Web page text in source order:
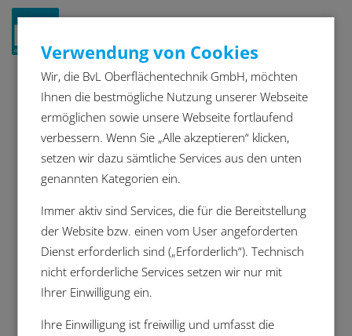
Tipps für einen
wirtschaftlichen und
energieeffizienten
Reinigungsprozess
Effiziente Reinigung von
Bahnkomponenten als Erfolgsfaktor
für Instandhaltung und
Neukomponenten-Produktion
Bei der Planung von
Reinigungsprozessen in der
Verwendung von Cookies
Wir, die BvL Oberflächentechnik GmbH, möchten
Ihnen die bestmögliche Nutzung unserer Webseite
ermöglichen sowie unsere Webseite fortlaufend
verbessern. Wenn Sie „Alle akzeptieren“ klicken,
setzen wir dazu sämtliche Services aus den unten
genannten Kategorien ein.
Immer aktiv sind Services, die für die Bereitstellung
der Website bzw. einen vom User angeforderten
Dienst erforderlich sind („Erforderlich“). Technisch
nicht erforderliche Services setzen wir nur mit
Ihrer Einwilligung ein.
Ihre Einwilligung ist freiwillig und umfasst die